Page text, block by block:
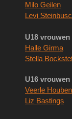
Milo Geilen
Levi
U18 vrouwen
Halle Girma
Stella
U16 vrouwen
Veerle Houben
Liz Bastings